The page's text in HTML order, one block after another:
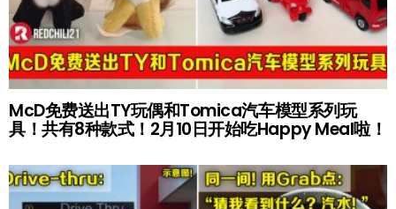
McD免费送出TY玩偶和Tomica汽车模型系列玩
具！共有8种款式！2月10日开始吃Happy Meal啦！